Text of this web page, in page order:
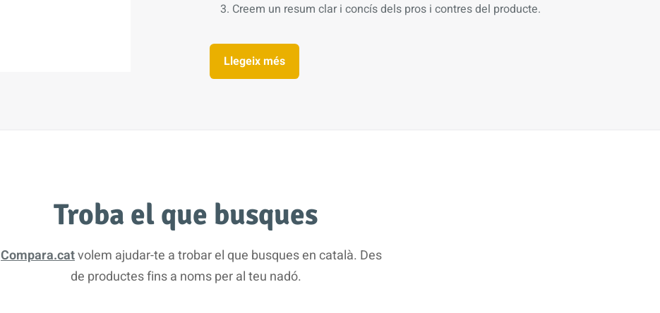
Creem un resum clar i concís dels pros i contres del producte.
Llegeix més
Troba el que busques
Compara.catvolem ajudar-te a trobar el que busques en català. Des
de productes fins a noms per al teu nadó.